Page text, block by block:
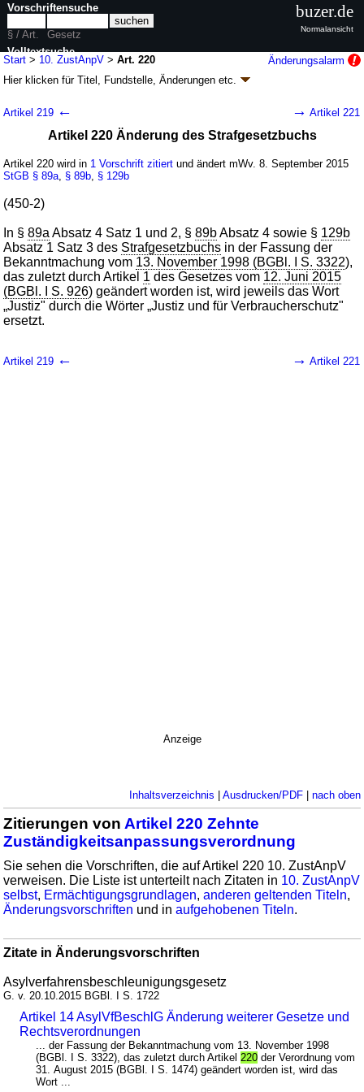
Start > 10. ZustAnpV >Art. 220
Änderungsalarm
Hier klicken fürTitel, Fundstelle, Änderungen etc.
Zuständigkeitsanpassungsverordnung (10.
ZustAnpVk.a.Abk.)
V. v. 31.08.2015BGBl. I S. 1474(Nr. 35); zuletzt geändert durchArtikel 3
Abs. 3 G. v. 30.06.2017BGBl. I S. 2147
538 Änderungen
Artikel 219 ← → Artikel 221
Artikel 220 Änderung des Strafgesetzbuchs
Artikel 220 wird in 1 Vorschrift zitiert und ändert mWv. 8. September 2015
StGB § 89a § 89b § 129b
(450-2)
In §89a Absatz 4 Satz 1 und 2, §89bAbsatz 4 sowie § 129b
Absatz 1 Satz 3 des Strafgesetzbuchs in der Fassung der
Bekanntmachung vom 13. November 1998 (BGBl. I S. 3322),
das zuletzt durch Artikel 1 des Gesetzes vom 12. Juni 2015
(BGBl. I S. 926) geändert worden ist, wird jeweils das Wort
„Justiz" durch die Wörter „Justiz und für Verbraucherschutz"
ersetzt.
Artikel 219 ← → Artikel 221
Anzeige
Inhaltsverzeichnis | Ausdrucken/PDF| nach oben
Zitierungen von Artikel 220 Zehnte
Zuständigkeitsanpassungsverordnung
Sie sehen die Vorschriften, die auf Artikel 220 10. ZustAnpV
verweisen. Die Liste ist unterteilt nach Zitaten in 10. ZustAnpV
selbst, Ermächtigungsgrundlagen,anderen geltenden Titeln,
Änderungsvorschriften und inaufgehobenen Titeln.
Zitate in Änderungsvorschriften
Asylverfahrensbeschleunigungsgesetz
G. v. 20.10.2015 BGBl. I S. 1722
Artikel 14 AsylVfBeschlG Änderung weiterer Gesetze und
Rechtsverordnungen
... der Fassung der Bekanntmachung vom 13. November 1998
(BGBl. I S. 3322), das zuletzt durch Artikel 220 der Verordnung vom
31. August 2015 (BGBl. I S. 1474) geändert worden ist, wird das
Wort ...
Vorschriftensuche
§ / Art.
Gesetz
Volltextsuche
nur in 10. ZustAnpV
buzer.de
Normalansicht